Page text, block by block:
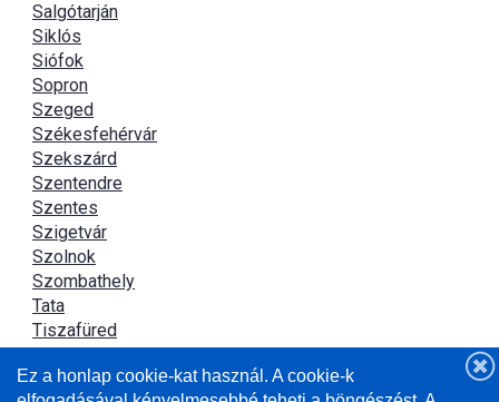
Salgótarján
Siklós
Siófok
Sopron
Szeged
Székesfehérvár
Szekszárd
Szentendre
Szentes
Szigetvár
Szolnok
Szombathely
Tata
Tiszafüred
Újszász
Ez a honlap cookie-kat használ. A cookie-k